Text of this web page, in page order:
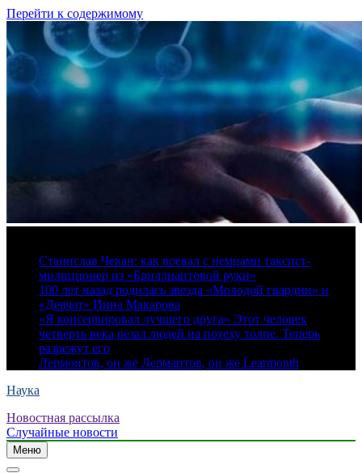
Перейти к содержимому
Станислав Чекан: как воевал с немцами таксист-
милиционер из «Бриллиантовой руки»
100 лет назад родилась звезда «Молодой гвардии» и
«Девчат» Инна Макарова
«Я консервировал лучшего друга» Этот человек
четверть века резал людей на потеху толпе. Теперь
разрежут его
Лермонтов, он же Лермантов, он же Learmonth
Наука
Новостная рассылка
Случайные новости
Меню